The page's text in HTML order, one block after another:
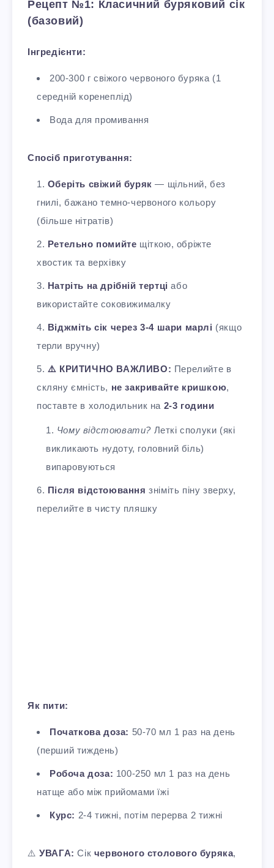
Рецепт №1: Класичний буряковий сік
(базовий)
Інгредієнти:
200-300 г свіжого червоного буряка (1
середній коренеплід)
Вода для промивання
Спосіб приготування:
Оберіть свіжий буряк — щільний, без
гнилі, бажано темно-червоного кольору
(більше нітратів)
Ретельно помийте щіткою, обріжте
хвостик та верхівку
Натріть на дрібній тертці або
використайте соковижималку
Віджміть сік через 3-4 шари марлі (якщо
терли вручну)
⚠️ КРИТИЧНО ВАЖЛИВО: Перелийте в
скляну ємність, не закривайте кришкою,
поставте в холодильник на 2-3 години
Чому відстоювати? Леткі сполуки (які
викликають нудоту, головний біль)
випаровуються
Після відстоювання зніміть піну зверху,
перелийте в чисту пляшку
Як пити:
Початкова доза: 50-70 мл 1 раз на день
(перший тиждень)
Робоча доза: 100-250 мл 1 раз на день
натще або між прийомами їжі
Курс: 2-4 тижні, потім перерва 2 тижні
⚠️УВАГА: Сік червоного столового буряка,